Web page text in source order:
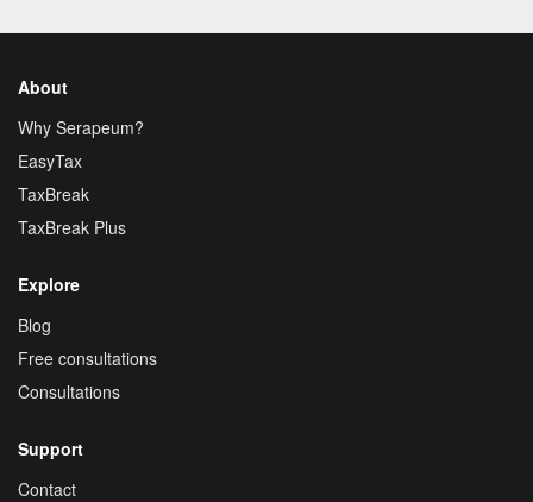
About
Why Serapeum?
EasyTax
TaxBreak
TaxBreak Plus
Explore
Blog
Free consultations
Consultations
Support
Contact